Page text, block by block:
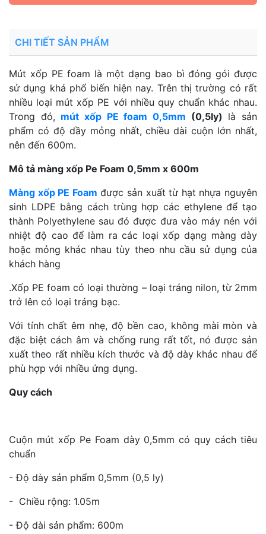
CHI TIẾT SẢN PHẨM
Mút xốp PE foam là một dạng bao bì đóng gói được
sử dụng khá phổ biến hiện nay. Trên thị trường có rất
nhiều loại mút xốp PE với nhiều quy chuẩn khác nhau.
Trong đó, mút xốp PE foam 0,5mm (0,5ly) là sản
phẩm có độ dầy mỏng nhất, chiều dài cuộn lớn nhất,
nên đến 600m.
Mô tả màng xốp Pe Foam 0,5mm x 600m
Màng xốp PE Foam được sản xuất từ hạt nhựa nguyên
sinh LDPE bằng cách trùng hợp các ethylene để tạo
thành Polyethylene sau đó được đưa vào máy nén với
nhiệt độ cao để làm ra các loại xốp dạng màng dày
hoặc mỏng khác nhau tùy theo nhu cầu sử dụng của
khách hàng
.Xốp PE foam có loại thường – loại tráng nilon, từ 2mm
trở lên có loại tráng bạc.
Với tính chất êm nhẹ, độ bền cao, không mài mòn và
đặc biệt cách âm và chống rung rất tốt, nó được sản
xuất theo rất nhiều kích thước và độ dày khác nhau để
phù hợp với nhiều ứng dụng.
Quy cách
Cuộn mút xốp Pe Foam dày 0,5mm có quy cách tiêu
chuẩn
- Độ dày sản phẩm 0,5mm (0,5 ly)
- Chiều rộng: 1.05m
- Độ dài sản phẩm: 600m